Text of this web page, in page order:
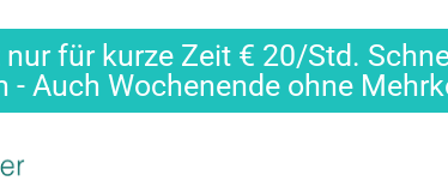
für kurze Zeit € 20/Std.
Auch Wochenende ohne